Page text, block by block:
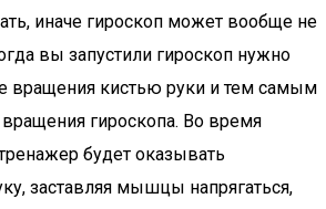
иначе гироскоп может вообще не
вы запустили гироскоп нужно
вращения кистью руки и тем самым
гироскопа. Во время
будет оказывать
заставляя мышцы напрягаться,